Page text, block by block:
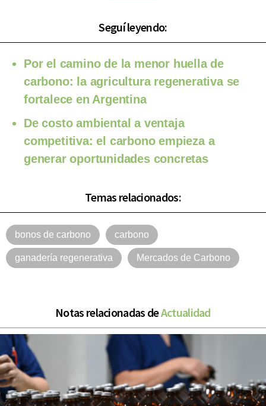
Seguí leyendo:
Por el camino de la menor huella de
carbono: la agricultura regenerativa se
fortalece en Argentina
De costo ambiental a ventaja
competitiva: el carbono empieza a
generar oportunidades concretas
Temas relacionados:
bonos de carbono carbono
ganadería regenerativa Mercados de Carbono
Notas relacionadas deActualidad